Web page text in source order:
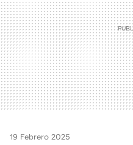
19 Febrero 2025